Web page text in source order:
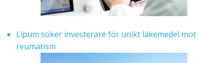
Lipum söker investerare för unikt läkemedel mot
reumatism